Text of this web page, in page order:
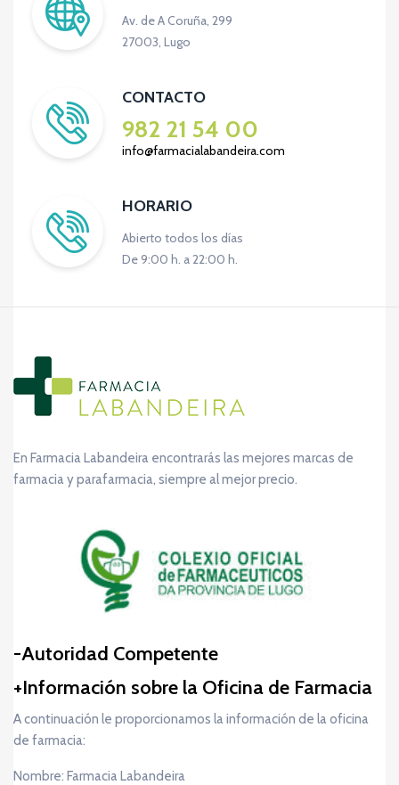
Av. de A Coruña, 299
27003, Lugo
CONTACTO
982 21 54 00
info@farmacialabandeira.com
HORARIO
Abierto todos los días
De 9:00 h. a 22:00 h.
En Farmacia Labandeira encontrarás las mejores marcas de
farmacia y parafarmacia, siempre al mejor precio.
Autoridad Competente
Información sobre la Oficina de Farmacia
A continuación le proporcionamos la información de la oficina
de farmacia:
Nombre: Farmacia Labandeira